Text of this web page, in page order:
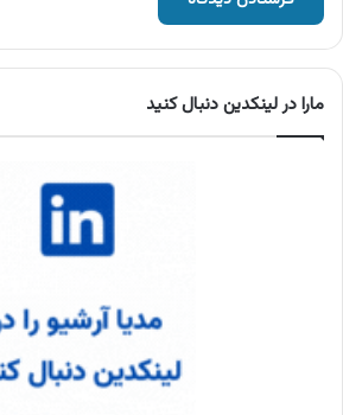
مارا در لینکدین دنبال کنید